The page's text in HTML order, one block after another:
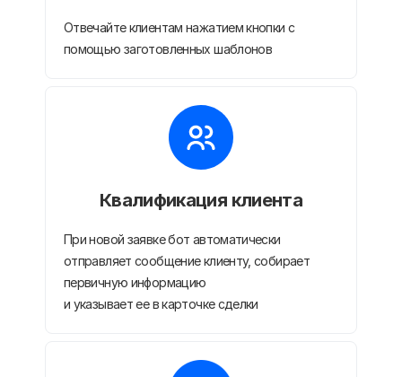
Отвечайте клиентам нажатием кнопки с
помощью заготовленных шаблонов
Квалификация клиента
При новой заявке бот автоматически
отправляет сообщение клиенту, собирает
первичную информацию
и указывает ее в карточке сделки